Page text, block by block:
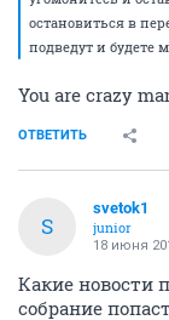
остановиться в
подведут и будете
You are crazy
ОТВЕТИТЬ
S
svetok1
junior
18 июня
Какие новости
собрание